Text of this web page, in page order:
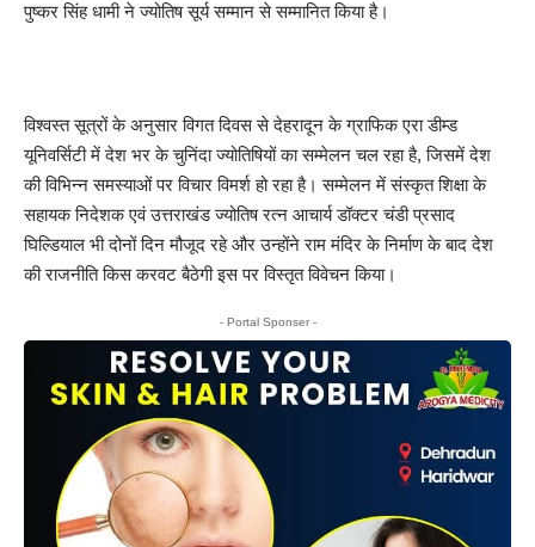
पुष्कर सिंह धामी ने ज्योतिष सूर्य सम्मान से सम्मानित किया है।
विश्वस्त सूत्रों के अनुसार विगत दिवस से देहरादून के ग्राफिक एरा डीम्ड
यूनिवर्सिटी में देश भर के चुनिंदा ज्योतिषियों का सम्मेलन चल रहा है, जिसमें देश
की विभिन्न समस्याओं पर विचार विमर्श हो रहा है। सम्मेलन में संस्कृत शिक्षा के
सहायक निदेशक एवं उत्तराखंड ज्योतिष रत्न आचार्य डॉक्टर चंडी प्रसाद
घिल्डियाल भी दोनों दिन मौजूद रहे और उन्होंने राम मंदिर के निर्माण के बाद देश
की राजनीति किस करवट बैठेगी इस पर विस्तृत विवेचन किया।
- Portal Sponser -